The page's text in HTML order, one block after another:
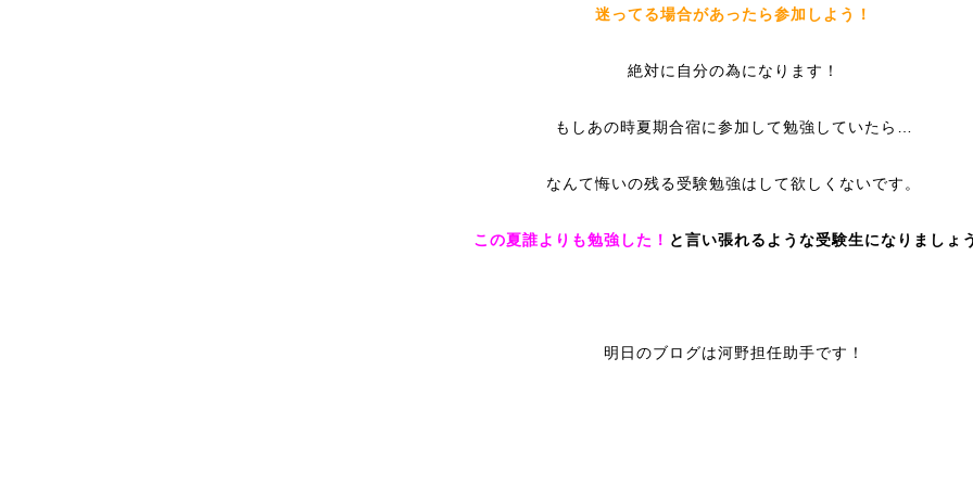
迷ってる場合があったら参加しよう！
絶対に自分の為になります！
もしあの時夏期合宿に参加して勉強していたら…
なんて悔いの残る受験勉強はして欲しくないです。
この夏誰よりも勉強した！ と言い張れるような受験生になりましょ
明日のブログは河野担任助手です！